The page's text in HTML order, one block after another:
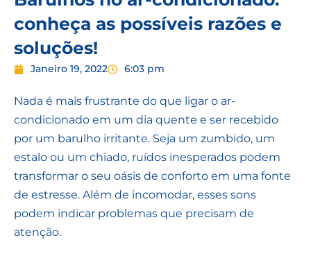
conheça as possíveis razões e
soluções!
Janeiro 19, 2022 6:03 pm
Nada é mais frustrante do que ligar o ar-
condicionado em um dia quente e ser recebido
por um barulho irritante. Seja um zumbido, um
estalo ou um chiado, ruídos inesperados podem
transformar o seu oásis de conforto em uma fonte
de estresse. Além de incomodar, esses sons
podem indicar problemas que precisam de
atenção.